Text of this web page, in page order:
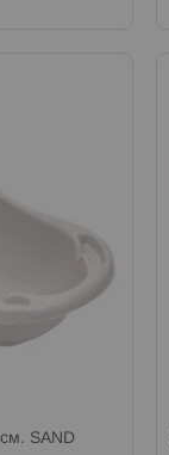
SAND